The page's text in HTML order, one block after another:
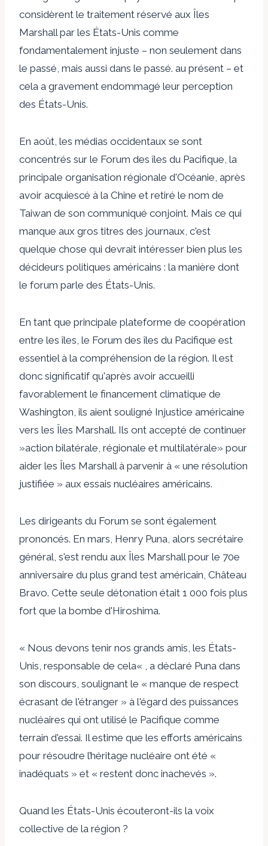
considèrent le traitement réservé aux Îles
Marshall par les États-Unis comme
fondamentalement injuste – non seulement dans
le passé, mais aussi dans le passé. au présent – et
cela a gravement endommagé leur perception
des États-Unis.
En août, les médias occidentaux se sont
concentrés sur le Forum des îles du Pacifique, la
principale organisation régionale d'Océanie, après
avoir acquiescé à la Chine et retiré le nom de
Taiwan de son communiqué conjoint. Mais ce qui
manque aux gros titres des journaux, c'est
quelque chose qui devrait intéresser bien plus les
décideurs politiques américains : la manière dont
le forum parle des États-Unis.
En tant que principale plateforme de coopération
entre les îles, le Forum des îles du Pacifique est
essentiel à la compréhension de la région. Il est
donc significatif qu'après avoir accueilli
favorablement le financement climatique de
Washington, ils aient souligné Injustice américaine
vers les Îles Marshall. Ils ont accepté de continuer
»action bilatérale, régionale et multilatérale» pour
aider les Îles Marshall à parvenir à « une résolution
justifiée » aux essais nucléaires américains.
Les dirigeants du Forum se sont également
prononcés. En mars, Henry Puna, alors secrétaire
général, s'est rendu aux Îles Marshall pour le 70e
anniversaire du plus grand test américain, Château
Bravo. Cette seule détonation était 1 000 fois plus
fort que la bombe d'Hiroshima.
« Nous devons tenir nos grands amis, les États-
Unis, responsable de cela« , a déclaré Puna dans
son discours, soulignant le « manque de respect
écrasant de l'étranger » à l'égard des puissances
nucléaires qui ont utilisé le Pacifique comme
terrain d'essai. Il estime que les efforts américains
pour résoudre l’héritage nucléaire ont été «
inadéquats » et « restent donc inachevés ».
Quand les États-Unis écouteront-ils la voix
collective de la région ?